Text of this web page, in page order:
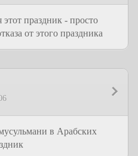
праздник - просто
от этого праздника
в Арабских